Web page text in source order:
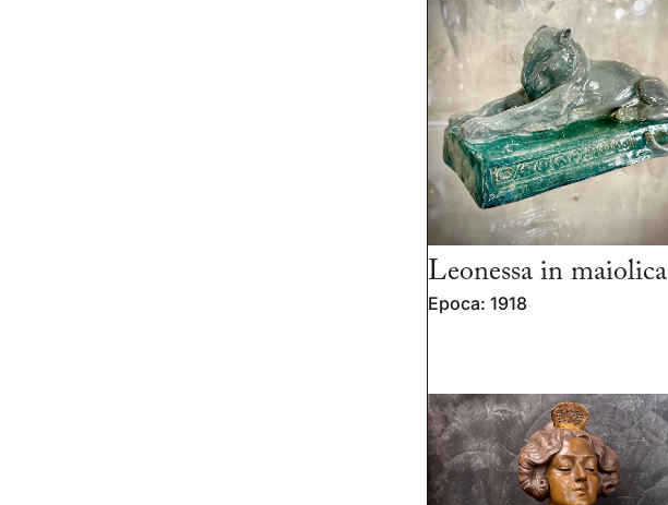
Leonessa in maiolica
Epoca: 1918